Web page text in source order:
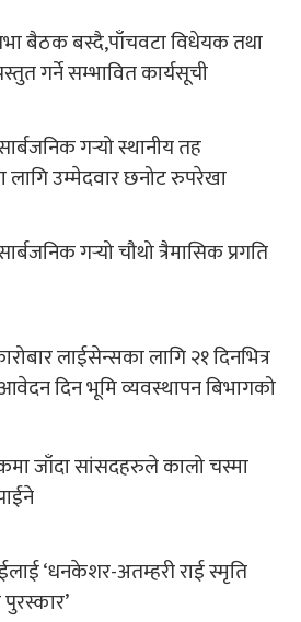
बैठक बस्दै,पाँचवटा विधेयक तथा
गर्ने सम्भावित कार्यसूची
गर्‍यो स्थानीय तह
लागि उम्मेदवार छनोट रुपरेखा
गर्‍यो चौथो त्रैमासिक प्रगति
लाईसेन्सका लागि २१ दिनभित्र
दिन भूमि व्यवस्थापन बिभागको
जाँदा सांसदहरुले कालो चस्मा
‘धनकेशर-अतम्हरी राई स्मृति
पुरस्कार’